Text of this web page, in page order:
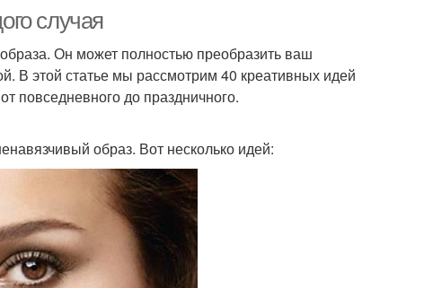
случая
Он может полностью преобразить ваш
В этой статье мы рассмотрим 40 креативных идей
повседневного до праздничного.
образ. Вот несколько идей: